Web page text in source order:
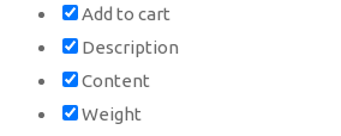
Add to cart
Description
Content
Weight